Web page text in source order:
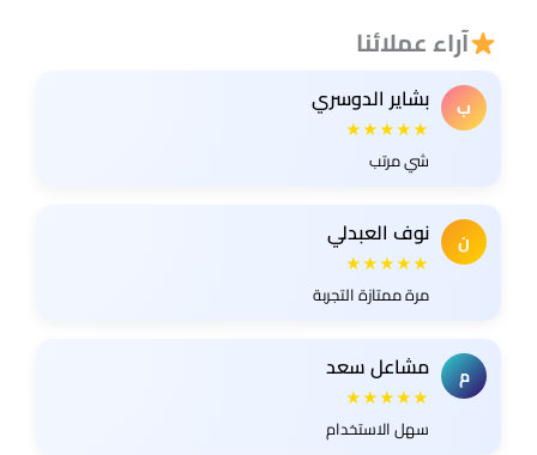
آراء عملائنا
ب بشاير الدوسري
★★★★★
شي مرتب
ن نوف العبدلي
★★★★★
مرة ممتازة التجربة
م مشاعل سعد
★★★★★
سهل الاستخدام